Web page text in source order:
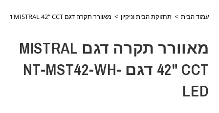
עמוד הבית > תחזוקת הבית וניקיון > מאוורר תקרה דגם MISTRAL 42" CCT דגם NT-MST42-WH-LED
מאוורר תקרה דגם MISTRAL
42" CCT דגם NT-MST42-WH-
LED